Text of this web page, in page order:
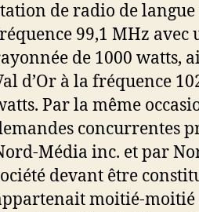
de radio de
99,1 MHz avec
de 1000 watts,
d’Or à la fréquence
Par la même
concurrentes
Média inc. et par
devant être
moitié-moitié